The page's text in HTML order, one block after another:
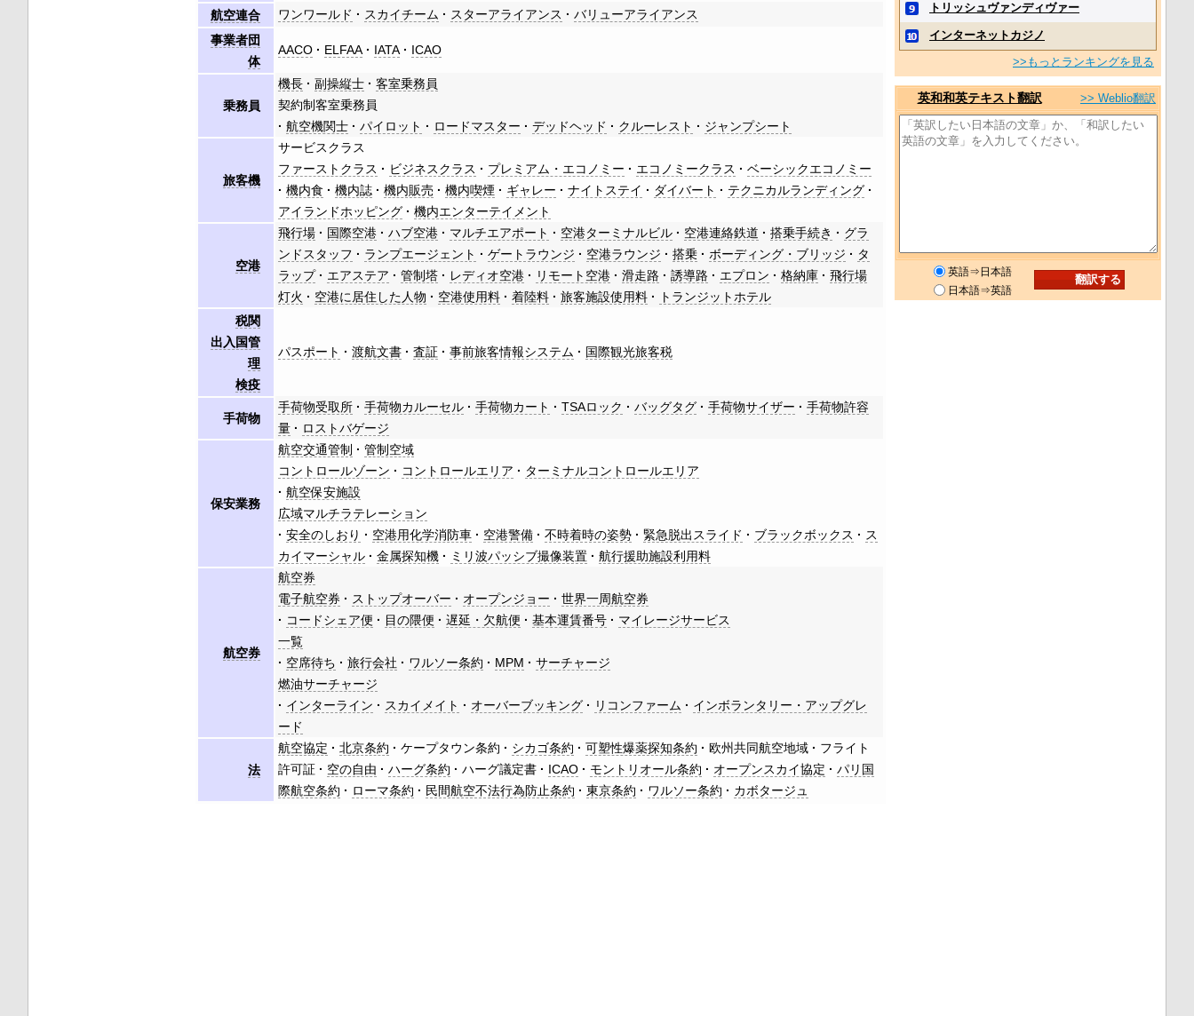
航空連合
ワンワールド スカイチーム スターアライアンス
バリューアライアンス
事業者団
体
AACO ELFAA IATA ICAO
乗務員
機長 副操縦士
客室乗務員
契約制客室乗務員
航空機関士
パイロット ロードマスター デッドヘッド クルーレスト ジャンプシート
旅客機
サービスクラス
ファーストクラス
ビジネスクラス プレミアム・エコノミー エコノミークラス
ベーシックエコノミー
機内食
機内誌 機内販売 機内喫煙 ギャレー ナイトステイ ダイバート
テクニカルランディング
アイランドホッピング
機内エンターテイメント
空港
飛行場 国際空港 ハブ空港 マルチエアポート 空港ターミナルビル 空港連絡鉄道 搭乗手続き
グラ
ンドスタッフ
ランプエージェント ゲートラウンジ 空港ラウンジ 搭乗 ボーディング・ブリッジ
タ
ラップ
エアステア 管制塔 レディオ空港 リモート空港 滑走路 誘導路 エプロン 格納庫
飛行場
灯火
空港に居住した人物 空港使用料 着陸料 旅客施設使用料
トランジットホテル
税関
出入国管
理
検疫
パスポート 渡航文書 査証 事前旅客情報システム 国際観光旅客税
手荷物
手荷物受取所 手荷物カルーセル 手荷物カート TSAロック バッグタグ 手荷物サイザー
手荷物許容
量
ロストバゲージ
保安業務
航空交通管制
管制空域
コントロールゾーン
コントロールエリア
ターミナルコントロールエリア
航空保安施設
広域マルチラテレーション
安全のしおり
空港用化学消防車 空港警備 不時着時の姿勢 緊急脱出スライド ブラックボックス
ス
カイマーシャル
金属探知機 ミリ波パッシブ撮像装置 航行援助施設利用料
航空券
航空券
電子航空券
ストップオーバー オープンジョー
世界一周航空券
コードシェア便
目の隈便 遅延・欠航便 基本運賃番号
マイレージサービス
一覧
空席待ち
旅行会社 ワルソー条約 MPM
サーチャージ
燃油サーチャージ
インターライン
スカイメイト オーバーブッキング リコンファーム
インボランタリー・アップグレ
ード
法
航空協定 北京条約 ケープタウン条約 シカゴ条約 可塑性爆薬探知条約 欧州共同航空地域
フライト
許可証
空の自由 ハーグ条約 ハーグ議定書 ICAO モントリオール条約 オープンスカイ協定
パリ国
際航空条約
ローマ条約 民間航空不法行為防止条約 東京条約 ワルソー条約 カボタージュ
トリッシュヴァンディヴァー
インターネットカジノ
>>もっとランキングを見る
英和和英テキスト翻訳 >> Weblio翻訳
英語⇒日本語
日本語⇒英語